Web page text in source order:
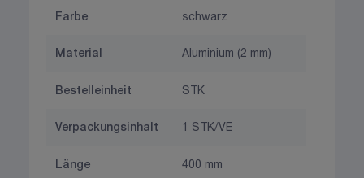
Farbe schwarz
Material Aluminium (2 mm)
Bestelleinheit STK
Verpackungsinhalt 1 STK/VE
Länge 400 mm